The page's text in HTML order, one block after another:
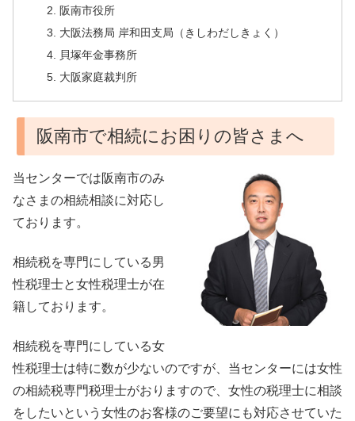
阪南市役所
大阪法務局 岸和田支局（きしわだしきょく）
貝塚年金事務所
大阪家庭裁判所
阪南市で相続にお困りの皆さまへ
当センターでは阪南市のみ
なさまの相続相談に対応し
ております。
相続税を専門にしている男
性税理士と女性税理士が在
籍しております。
相続税を専門にしている女
性税理士は特に数が少ないのですが、当センターには女性
の相続税専門税理士がおりますので、女性の税理士に相談
をしたいという女性のお客様のご要望にも対応させていた